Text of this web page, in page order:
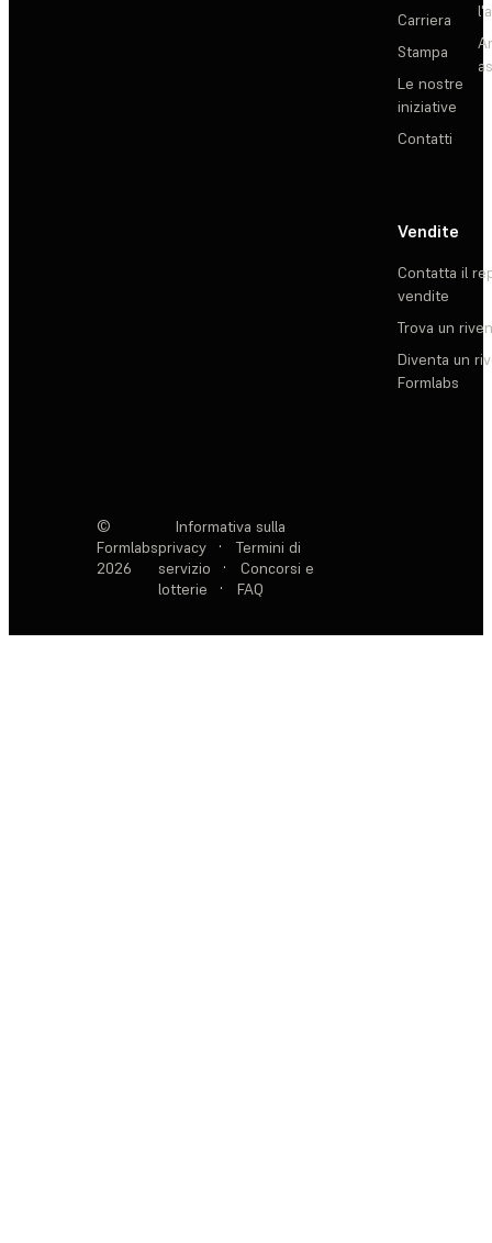
Carriera
Stampa
Le nostre
iniziative
Contatti
Vendite
Contatta il
vendite
Trova un
Diventa un
Formlabs
©
Formlabs
2026
Informativa sulla
privacy
·
Termini di
servizio
·
Concorsi e
lotterie
· FAQ